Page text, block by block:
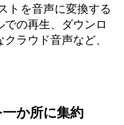
トを音声に変換する
の再生、ダウンロ
ラウド音声など、
か所に集約